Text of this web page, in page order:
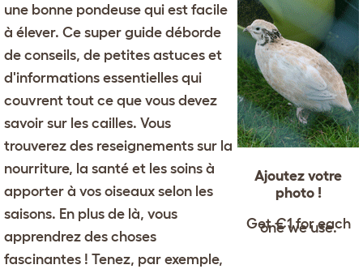
Ajoutez votre
photo !
Get €1 for each
one we use.
une bonne pondeuse qui est facile
à élever. Ce super guide déborde
de conseils, de petites astuces et
d'informations essentielles qui
couvrent tout ce que vous devez
savoir sur les cailles. Vous
trouverez des reseignements sur la
nourriture, la santé et les soins à
apporter à vos oiseaux selon les
saisons. En plus de là, vous
apprendrez des choses
fascinantes ! Tenez, par exemple,